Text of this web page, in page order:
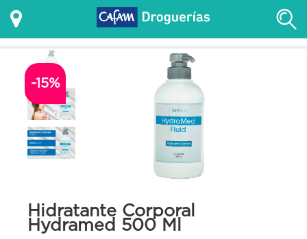
-15%
Hidratante Corporal
Hydramed 500 Ml